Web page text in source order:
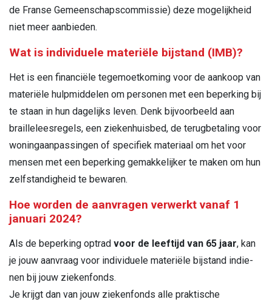
de Franse Gemeenschapscommissie) deze mogelijkheid
niet meer aanbieden.
Wat is individuele materiële bijstand (IMB)?
Het is een financiële tegemoetkoming voor de aankoop van
materiële hulpmiddelen om personen met een beper­king bij
te staan in hun dagelijks leven. Denk bijvoorbeeld aan
brailleleesregels, een ziekenhuisbed, de terugbetaling voor
woningaanpassingen of specifiek materiaal om het voor
mensen met een beperking gemakkelijker te maken om hun
zelfstandigheid te bewaren.
Hoe worden de aanvragen verwerkt vanaf 1
januari 2024?
Als de beperking optrad voor de leeftijd van 65 jaar, kan
je jouw aanvraag voor individuele materiële bijstand indie­
nen bij jouw ziekenfonds.
Je krijgt dan van jouw ziekenfonds alle praktische